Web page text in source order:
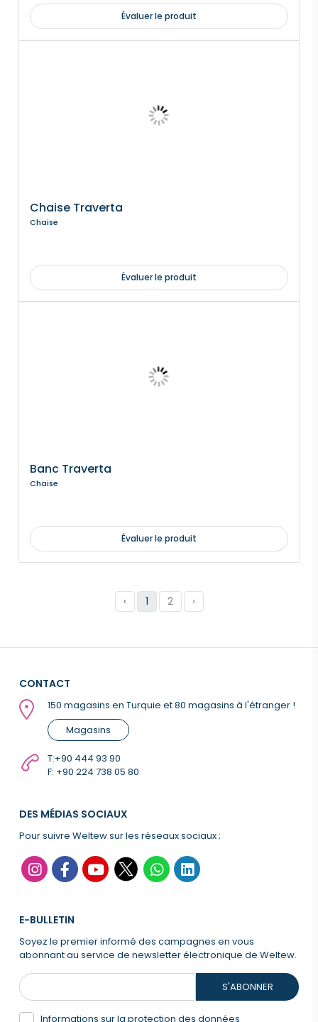
Évaluer le produit
Chaise Traverta
Chaise
Évaluer le produit
Banc Traverta
Chaise
Évaluer le produit
‹ 1 2 ›
CONTACT
150 magasins en Turquie et 80 magasins à l'étranger !
Magasins
T:+90 444 93 90
F: +90 224 738 05 80
DES MÉDIAS SOCIAUX
Pour suivre Weltew sur les réseaux sociaux ;
E-BULLETIN
Soyez le premier informé des campagnes en vous
abonnant au service de newsletter électronique de Weltew.
Informations sur la protection des données
S'ABONNER